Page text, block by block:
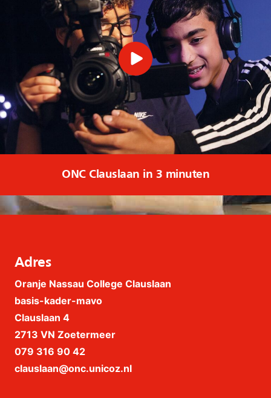
ONC Clauslaan in 3 minuten
Adres
Oranje Nassau College Clauslaan
basis-kader-mavo
Clauslaan 4
2713 VN Zoetermeer
079 316 90 42
clauslaan@onc.unicoz.nl